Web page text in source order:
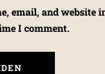
email, and website
I comment.